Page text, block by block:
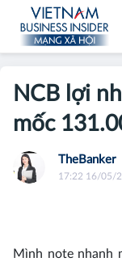
NCB lợi
mốc
TheBanker
17:22 16/05/
Mình note nhanh